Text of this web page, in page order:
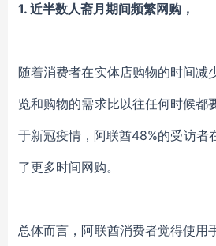
1. 近半数人斋月期间频繁网购，
随着消费者在实体店购物的时间减
览和购物的需求比以往任何时候都
于新冠疫情，阿联酋48%的受访者
了更多时间网购。
总体而言，阿联酋消费者觉得使用